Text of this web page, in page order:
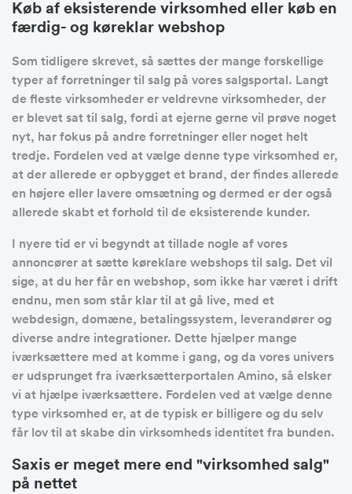
Køb af eksisterende virksomhed eller køb en
færdig- og køreklar webshop
Som tidligere skrevet, så sættes der mange forskellige
typer af forretninger til salg på vores salgsportal. Langt
de fleste virksomheder er veldrevne virksomheder, der
er blevet sat til salg, fordi at ejerne gerne vil prøve noget
nyt, har fokus på andre forretninger eller noget helt
tredje. Fordelen ved at vælge denne type virksomhed er,
at der allerede er opbygget et brand, der findes allerede
en højere eller lavere omsætning og dermed er der også
allerede skabt et forhold til de eksisterende kunder.
I nyere tid er vi begyndt at tillade nogle af vores
annoncører at sætte køreklare webshops til salg. Det vil
sige, at du her får en webshop, som ikke har været i drift
endnu, men som står klar til at gå live, med et
webdesign, domæne, betalingssystem, leverandører og
diverse andre integrationer. Dette hjælper mange
iværksættere med at komme i gang, og da vores univers
er udsprunget fra iværksætterportalen Amino, så elsker
vi at hjælpe iværksættere. Fordelen ved at vælge denne
type virksomhed er, at de typisk er billigere og du selv
får lov til at skabe din virksomheds identitet fra bunden.
Saxis er meget mere end "virksomhed salg"
på nettet